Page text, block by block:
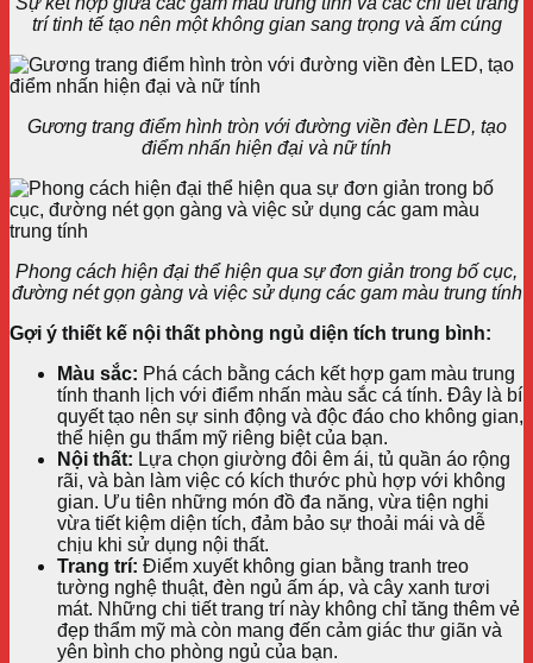
trí tinh tế tạo nên một không gian sang trọng và ấm cúng
Gương trang điểm hình tròn với đường viền đèn LED, tạo
điểm nhấn hiện đại và nữ tính
Phong cách hiện đại thể hiện qua sự đơn giản trong bố cục,
đường nét gọn gàng và việc sử dụng các gam màu trung tính
Gợi ý thiết kế nội thất phòng ngủ diện tích trung bình:
Màu sắc: Phá cách bằng cách kết hợp gam màu trung
tính thanh lịch với điểm nhấn màu sắc cá tính. Đây là bí
quyết tạo nên sự sinh động và độc đáo cho không gian,
thể hiện gu thẩm mỹ riêng biệt của bạn.
Nội thất: Lựa chọn giường đôi êm ái, tủ quần áo rộng
rãi, và bàn làm việc có kích thước phù hợp với không
gian. Ưu tiên những món đồ đa năng, vừa tiện nghi
vừa tiết kiệm diện tích, đảm bảo sự thoải mái và dễ
chịu khi sử dụng nội thất.
Trang trí: Điểm xuyết không gian bằng tranh treo
tường nghệ thuật, đèn ngủ ấm áp, và cây xanh tươi
mát. Những chi tiết trang trí này không chỉ tăng thêm vẻ
đẹp thẩm mỹ mà còn mang đến cảm giác thư giãn và
yên bình cho phòng ngủ của bạn.